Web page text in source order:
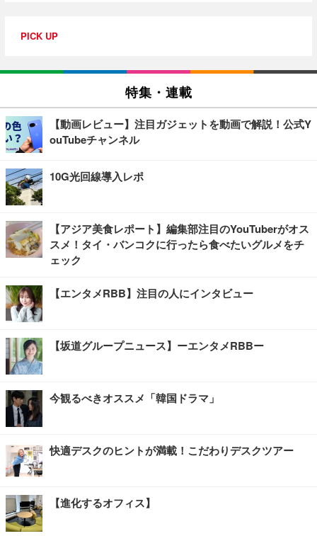
PICK UP
特集・連載
【動画レビュー】注目ガジェットを動画で解説！公式Y
ouTubeチャンネル
10G光回線導入レポ
【アジア美食レポート】編集部注目のYouTuberがオス
スメ！タイ・バンコクに行ったら食べたいグルメをチ
ェック
【エンタメRBB】注目の人にインタビュー
【坂道グループニュース】ーエンタメRBBー
今観るべきオススメ「韓国ドラマ」
快適デスクのヒントが満載！こだわりデスクツアー
【進化するオフィス】